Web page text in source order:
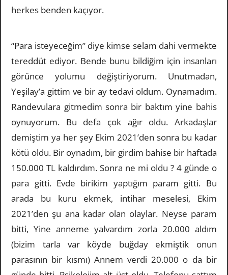
herkes benden kaçıyor.
“Para isteyeceğim” diye kimse selam dahi vermekte
tereddüt ediyor. Bende bunu bildiğim için insanları
görünce yolumu değiştiriyorum. Unutmadan,
Yeşilay’a gittim ve bir ay tedavi oldum. Oynamadım.
Randevulara gitmedim sonra bir baktım yine bahis
oynuyorum. Bu defa çok ağır oldu. Arkadaşlar
demiştim ya her şey Ekim 2021’den sonra bu kadar
kötü oldu. Bir oynadım, bir girdim bahise bir haftada
150.000 TL kaldırdım. Sonra ne mi oldu ? 4 günde o
para gitti. Evde birikim yaptığım param gitti. Bu
arada bu kuru ekmek, intihar meselesi, Ekim
2021’den şu ana kadar olan olaylar. Neyse param
bitti, Yine anneme yalvardım zorla 20.000 aldım
(bizim tarla var köyde buğday ekmiştik onun
parasının bir kısmı) Annem verdi 20.000 o da bir